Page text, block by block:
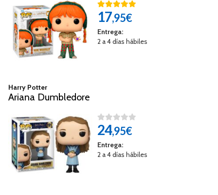
17,95€
Entrega:
2 a 4 días hábiles
Harry Potter
Ariana Dumbledore
24,95€
Entrega:
2 a 4 días hábiles